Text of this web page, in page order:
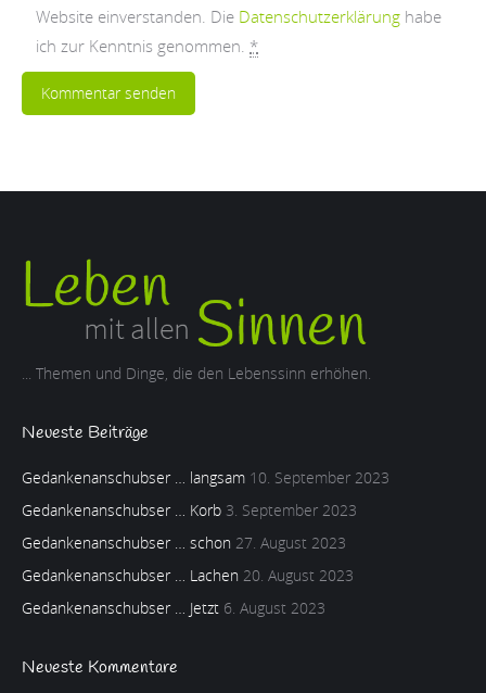
Website einverstanden. Die Datenschutzerklärung habe
ich zur Kenntnis genommen. *
Kommentar senden
... Themen und Dinge, die den Lebenssinn erhöhen.
Neueste Beiträge
Gedankenanschubser … langsam 10. September 2023
Gedankenanschubser … Korb 3. September 2023
Gedankenanschubser … schon 27. August 2023
Gedankenanschubser … Lachen 20. August 2023
Gedankenanschubser … Jetzt 6. August 2023
Neueste Kommentare